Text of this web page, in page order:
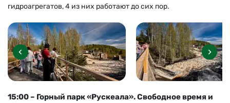
гидроагрегатов, 4 из них работают до сих пор.
15:00 – Горный парк «Рускеала». Свободное время и